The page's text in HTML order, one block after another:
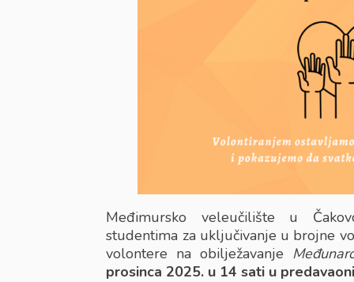
Međimursko veleučilište u
studentima za uključivanje u brojne
volontere na obilježavanje
prosinca 2025. u 14 sati u